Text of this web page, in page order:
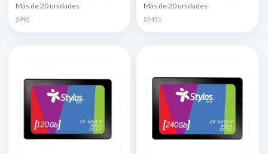
Más de 20 unidades
3992
Más de 20 unidades
23451